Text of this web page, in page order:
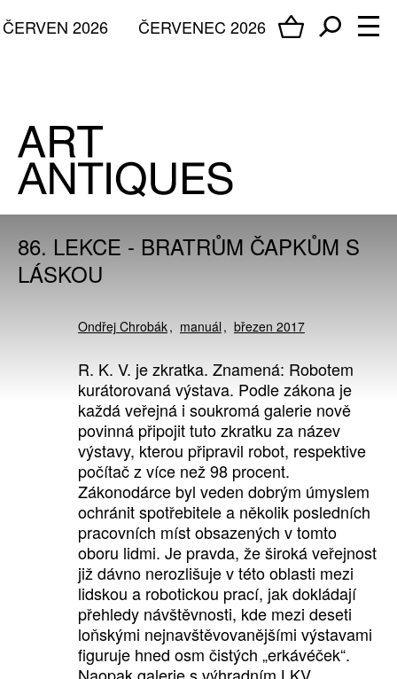
ČERVENEC 2026
ČERVEN 2026
86. LEKCE - BRATRŮM ČAPKŮM S
LÁSKOU
Ondřej Chrobák manuál březen 2017
R. K. V. je zkratka. Znamená: Robotem
kurátorovaná výstava. Podle zákona je
každá veřejná i soukromá galerie nově
povinná připojit tuto zkratku za název
výstavy, kterou připravil robot, respektive
počítač z více než 98 procent.
Zákonodárce byl veden dobrým úmyslem
ochránit spotřebitele a několik posledních
pracovních míst obsazených v tomto
oboru lidmi. Je pravda, že široká veřejnost
již dávno nerozlišuje v této oblasti mezi
lidskou a robotickou prací, jak dokládají
přehledy návštěvnosti, kde mezi deseti
loňskými nejnavštěvovanějšími výstavami
figuruje hned osm čistých „erkávéček“.